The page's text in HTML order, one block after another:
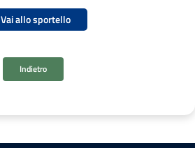
Vai allo sportello
Indietro